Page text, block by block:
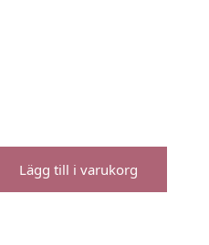
Lägg till i varukorg